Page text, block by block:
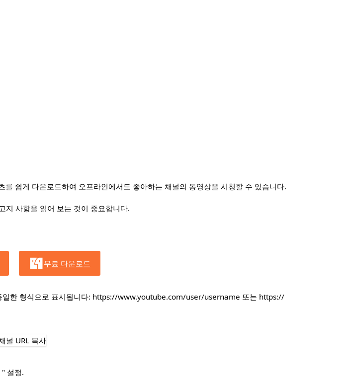
를 쉽게 다운로드하여 오프라인에서도 좋아하는 채널의 동영상을 시청할 수 있습니다.
지 사항을 읽어 보는 것이 중요합니다.
무료 다운로드
일한 형식으로 표시됩니다: https://www.youtube.com/user/username 또는 https://
" 설정.